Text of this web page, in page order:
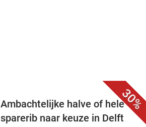
30%
Ambachtelijke halve of hele
sparerib naar keuze in Delft